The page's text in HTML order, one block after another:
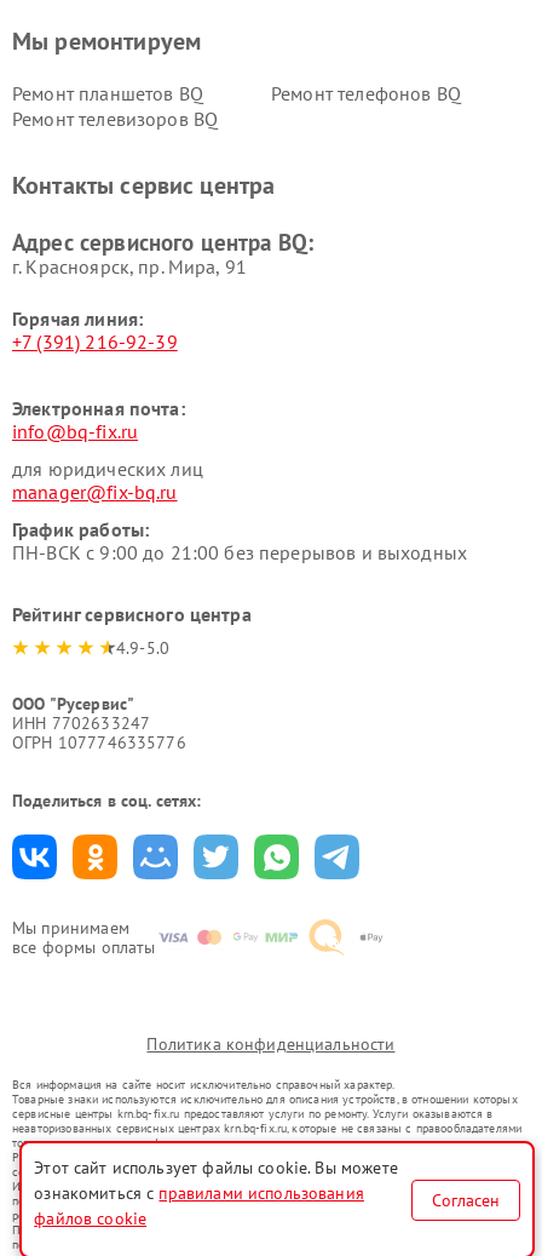
Мы принимаем
все формы оплаты
Мы ремонтируем
Ремонт планшетов BQ
Ремонт телефонов BQ
Ремонт телевизоров BQ
Контакты сервис центра
Адрес сервисного центра BQ:
г. Красноярск, ​пр. Мира, 91
Горячая линия:
+7 (391) 216-92-39
Электронная почта:
info@bq-fix.ru
для юридических лиц
manager@fix-bq.ru
График работы:
ПН-ВСК с 9:00 до 21:00 без перерывов и выходных
Рейтинг сервисного центра
4.9-5.0
ООО "Русервис"
ИНН 7702633247
ОГРН 1077746335776
Поделиться в соц. сетях:
Политика конфиденциальности
Вся информация на сайте носит исключительно справочный характер.
Товарные знаки используются исключительно для описания устройств, в отношении которых
сервисные центры krn.bq-fix.ru предоставляют услуги по ремонту. Услуги оказываются в
неавторизованных сервисных центрах krn.bq-fix.ru, которые не связаны с правообладателями
товарных знаков или их официальными представителями.
Ремонт осуществляется для устройств, уже введенных в гражданский оборот в соответствии
со статьей 1487 ГК РФ.
Использование товарных знаков не преследует цели индивидуализации услуг или введения
потребителей в заблуждение, а служит для информирования о предоставляемых услугах по
ремонту техники указанных брендов.
Представленная на сайте информация не является публичной офертой, определяемой
положениями Статьи 437(2) Гражданского кодекса РФ
Этот сайт использует файлы cookie. Вы можете
ознакомиться с правилами использования
файлов cookie
Согласен